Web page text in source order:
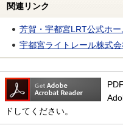
関連リンク
芳賀・宇都宮LRT公式ホー
宇都宮ライトレール株式会
ドしてください。